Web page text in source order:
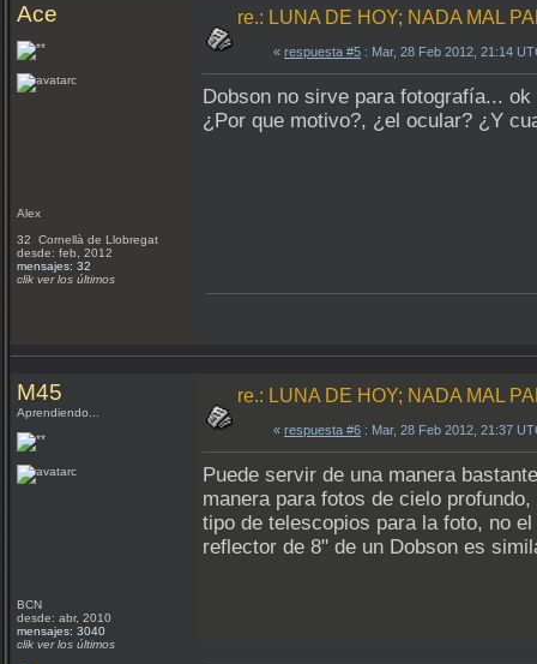
Ace
Alex
32 Cornellà de Llobregat
desde: feb, 2012
mensajes: 32
clik ver los últimos
re.: LUNA DE HOY; NADA MAL
« respuesta #5 : Mar, 28 Feb 2012, 21:14
Dobson no sirve para fotografía...
¿Por que motivo?, ¿el ocular? ¿Y
M45
Aprendiendo...
BCN
desde: abr, 2010
mensajes: 3040
clik ver los últimos
re.: LUNA DE HOY; NADA MAL
« respuesta #6 : Mar, 28 Feb 2012, 21:37
Puede servir de una manera
manera para fotos de cielo
tipo de telescopios para la foto, no
reflector de 8" de un Dobson es